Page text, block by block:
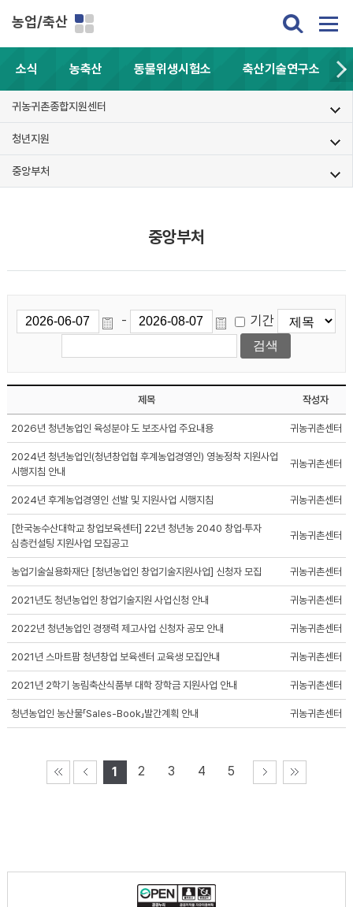
농업/축산
소식 농축산 동물위생시험소 축산기술연구소
귀농귀촌종합지원센터
청년지원
중앙부처
중앙부처
- 기간
제목 작성자
2026년 청년농업인 육성분야 도 보조사업 주요내용 귀농귀촌센터
2024년 청년농업인(청년창업협 후계농업경영인) 영농정착 지원사업
시행지침 안내
귀농귀촌센터
2024년 후계농업경영인 선발 및 지원사업 시행지침 귀농귀촌센터
[한국농수산대학교 창업보육센터] 22년 청년농 2040 창업·투자
심층컨설팅 지원사업 모집공고
귀농귀촌센터
농업기술실용화재단 [청년농업인 창업기술지원사업] 신청자 모집 귀농귀촌센터
2021년도 청년농업인 창업기술지원 사업신청 안내 귀농귀촌센터
2022년 청년농업인 경쟁력 제고사업 신청자 공모 안내 귀농귀촌센터
2021년 스마트팜 청년창업 보육센터 교육생 모집안내 귀농귀촌센터
2021년 2학기 농림축산식품부 대학 장학금 지원사업 안내 귀농귀촌센터
청년농업인 농산물「Sales-Book」발간계획 안내 귀농귀촌센터
1 2 3 4 5